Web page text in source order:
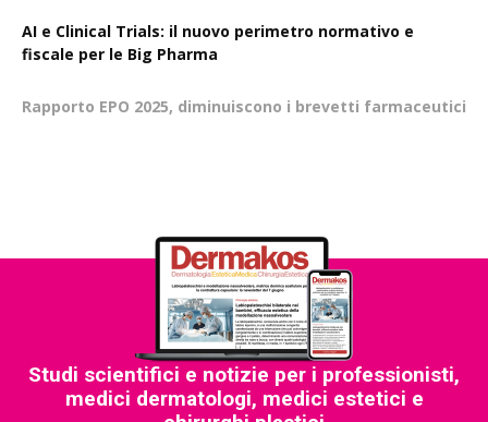
AI e Clinical Trials: il nuovo perimetro normativo e
fiscale per le Big Pharma
Rapporto EPO 2025, diminuiscono i brevetti farmaceutici
Studi scientifici e notizie per i professionisti,
medici dermatologi, medici estetici e